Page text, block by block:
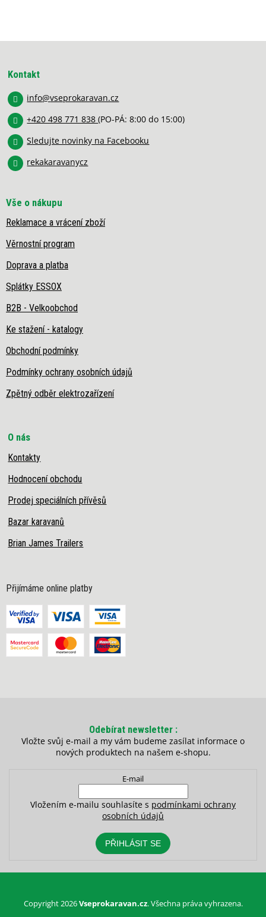
Kontakt
info@vseprokaravan.cz
+420 498 771 838(PO-PÁ: 8:00 do 15:00)
Sledujte novinky na Facebooku
rekakaravanycz
Vše o nákupu
Reklamace a vrácení zboží
Věrnostní program
Doprava a platba
Splátky ESSOX
B2B - Velkoobchod
Ke stažení - katalogy
Obchodní podmínky
Podmínky ochrany osobních údajů
Zpětný odběr elektrozařízení
O nás
Kontakty
Hodnocení obchodu
Prodej speciálních přívěsů
Bazar karavanů
Brian James Trailers
Přijímáme online platby
Odebírat newsletter
Vložte svůj e-mail a my vám budeme zasílat informace o
nových produktech na našem e-shopu.
E-mail
Vložením e-mailu souhlasíte s podmínkami ochrany
osobních údajů
PŘIHLÁSIT SE
Copyright 2026Vseprokaravan.cz. Všechna práva vyhrazena.